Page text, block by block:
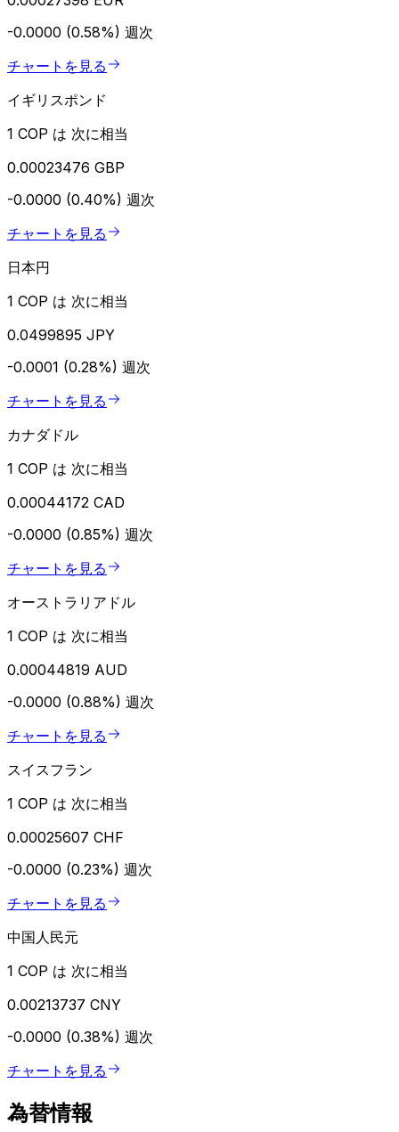
-0.0000 (0.58%) 週次
チャートを見る
イギリスポンド
1 COP は 次に相当
0.00023476 GBP
-0.0000 (0.40%) 週次
チャートを見る
日本円
1 COP は 次に相当
0.0499895 JPY
-0.0001 (0.28%) 週次
チャートを見る
カナダドル
1 COP は 次に相当
0.00044172 CAD
-0.0000 (0.85%) 週次
チャートを見る
オーストラリアドル
1 COP は 次に相当
0.00044819 AUD
-0.0000 (0.88%) 週次
チャートを見る
スイスフラン
1 COP は 次に相当
0.00025607 CHF
-0.0000 (0.23%) 週次
チャートを見る
中国人民元
1 COP は 次に相当
0.00213737 CNY
-0.0000 (0.38%) 週次
チャートを見る
為替情報